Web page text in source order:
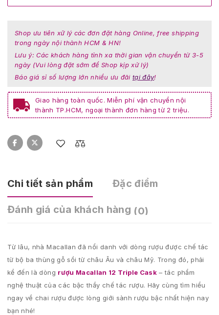
Shop ưu tiên xữ lý các đơn đặt hàng Online, free shipping
trong ngày nội thành HCM & HN!
Lưu ý: Các khách hàng tỉnh xa thời gian vận chuyển từ 3-5
ngày (Vui lòng đặt sớm để Shop kịp xử lý)
Báo giá sỉ số lượng lớn nhiều ưu đãi tại đây!
Giao hàng toàn quốc. Miễn phí vận chuyển nội
thành TP.HCM, ngoại thành đơn hàng từ 2 triệu.
Chi tiết sản phẩm Đặc điểm
Đánh giá của khách hàng (0)
Từ lâu, nhà Macallan đã nổi danh với dòng rượu được chế tác
từ bộ ba thùng gỗ sồi từ châu Âu và châu Mỹ. Trong đó, phải
kể đến là dòng rượu Macallan 12 Triple Cask – tác phẩm
nghệ thuật của các bậc thầy chế tác rượu. Hãy cùng tìm hiểu
ngay về chai rượu được lòng giới sành rượu bậc nhất hiện nay
bạn nhé!